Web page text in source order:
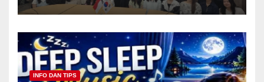
INFO DAN TIPS